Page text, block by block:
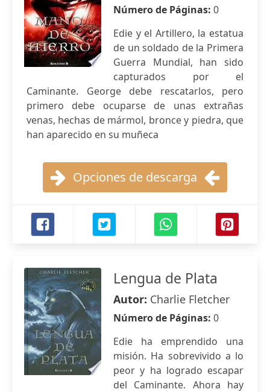
Número de Páginas: 0
Edie y el Artillero, la estatua
de un soldado de la Primera
Guerra Mundial, han sido
capturados por el
Caminante. George debe rescatarlos, pero
primero debe ocuparse de unas extrañas
venas, hechas de mármol, bronce y piedra, que
han aparecido en su muñeca
Opciones de descarga
Lengua de Plata
Autor: Charlie Fletcher
Número de Páginas: 0
Edie ha emprendido una
misión. Ha sobrevivido a lo
peor y ha logrado escapar
del Caminante. Ahora hay